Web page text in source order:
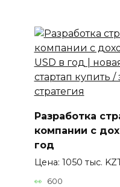
Разработка
компании с
год
Цена: 1050 тыс.
600